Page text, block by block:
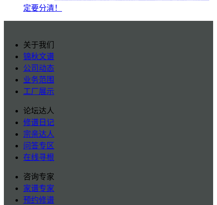
定要分清！
关于我们
锦秋文谱
公司动态
业务范围
工厂展示
论坛达人
修谱日记
宗亲达人
问答专区
在线寻根
咨询专家
家谱专家
预约修谱